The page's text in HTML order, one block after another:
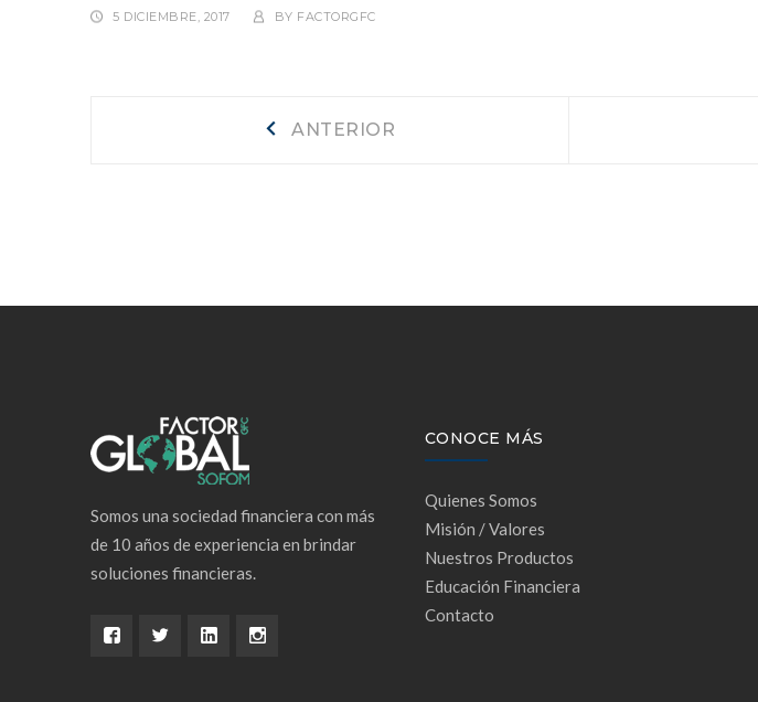
5 DICIEMBRE, 2017 BY FACTORGFC
NavegaciónANTERIOR
Somos una sociedad financiera con más
de 10 años de experiencia en brindar
soluciones financieras.
CONOCE MÁS
Quienes Somos
Misión / Valores
Nuestros Productos
Educación Financiera
Contacto